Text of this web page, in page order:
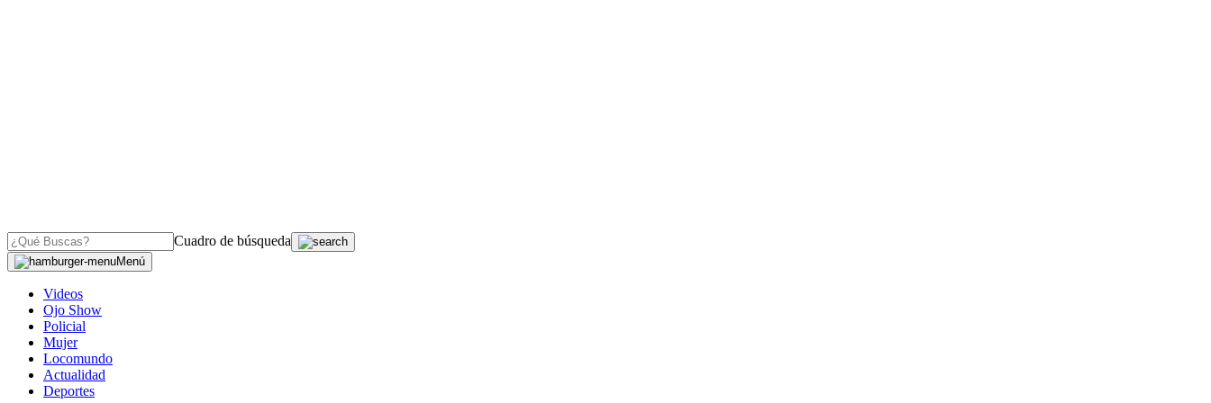
Cuadro de búsqueda
Menú
Videos
Ojo Show
Policial
Mujer
Locomundo
Actualidad
Deportes